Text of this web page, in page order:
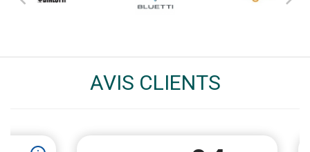
AVIS CLIENTS